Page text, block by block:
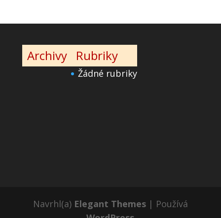
Archivy Rubriky
Žádné rubriky
Navrhl(a) Elegant Themes| Používá